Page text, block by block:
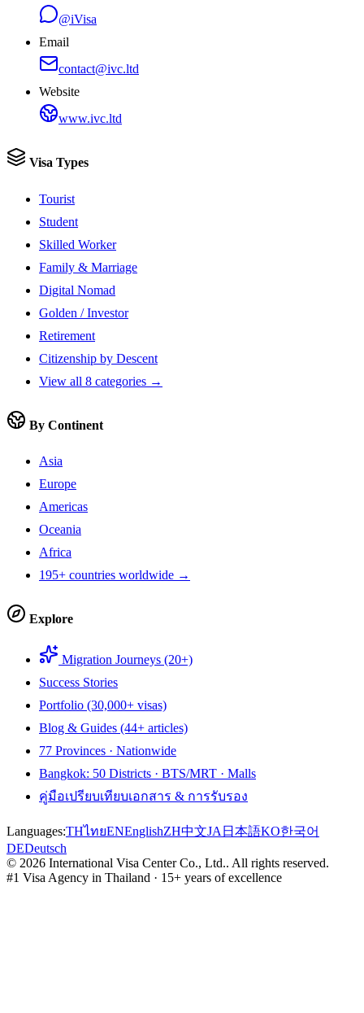
@iVisa
Email
contact@ivc.ltd
Website
www.ivc.ltd
Visa Types
Tourist
Student
Skilled Worker
Family & Marriage
Digital Nomad
Golden / Investor
Retirement
Citizenship by Descent
View all 8 categories →
By Continent
Asia
Europe
Americas
Oceania
Africa
195+ countries worldwide →
Explore
Migration Journeys (20+)
Success Stories
Portfolio (30,000+ visas)
Blog & Guides (44+ articles)
77 Provinces · Nationwide
Bangkok: 50 Districts · BTS/MRT · Malls
คู่มือเปรียบเทียบเอกสาร & การรับรอง
Languages:THไทยENEnglishZH中文JA 日本語KO한국어
DEDeutsch
© 2026 International Visa Center Co., Ltd.. All rights reserved.
#1 Visa Agency in Thailand · 15+ years of excellence